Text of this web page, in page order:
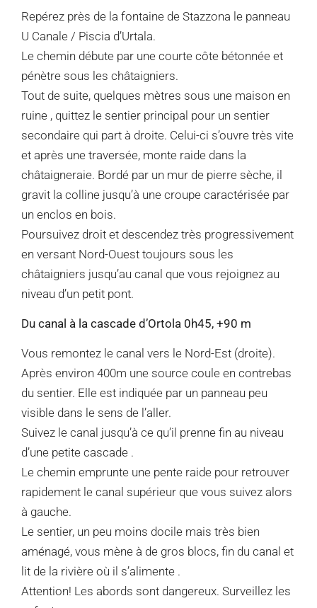
Repérez près de la fontaine de Stazzona le panneau
U Canale / Piscia d’Urtala.
Le chemin débute par une courte côte bétonnée et
pénètre sous les châtaigniers.
Tout de suite, quelques mètres sous une maison en
ruine , quittez le sentier principal pour un sentier
secondaire qui part à droite. Celui-ci s’ouvre très vite
et après une traversée, monte raide dans la
châtaigneraie. Bordé par un mur de pierre sèche, il
gravit la colline jusqu’à une croupe caractérisée par
un enclos en bois.
Poursuivez droit et descendez très progressivement
en versant Nord-Ouest toujours sous les
châtaigniers jusqu’au canal que vous rejoignez au
niveau d’un petit pont.
Du canal à la cascade d’Ortola 0h45, +90 m
Vous remontez le canal vers le Nord-Est (droite).
Après environ 400m une source coule en contrebas
du sentier. Elle est indiquée par un panneau peu
visible dans le sens de l’aller.
Suivez le canal jusqu’à ce qu’il prenne fin au niveau
d’une petite cascade .
Le chemin emprunte une pente raide pour retrouver
rapidement le canal supérieur que vous suivez alors
à gauche.
Le sentier, un peu moins docile mais très bien
aménagé, vous mène à de gros blocs, fin du canal et
lit de la rivière où il s’alimente .
Attention! Les abords sont dangereux. Surveillez les